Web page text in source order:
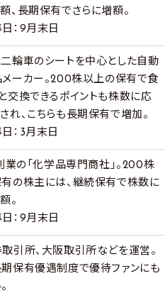
、長期保有でさらに増額。
：9月末日
輪車のシートを中心とした自動
ーカー。200株以上の保有で食
交換できるポイントも株数に応
れ、こちらも長期保有で増加。
：3月末日
業の「化学品専門商社」。200株
の株主には、継続保有で株数に
。
：9月末日
引所、大阪取引所などを運営。
保有優遇制度で優待ファンにも